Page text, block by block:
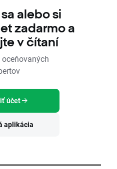
alebo si
zadarmo a
v čítaní
účet
aplikácia